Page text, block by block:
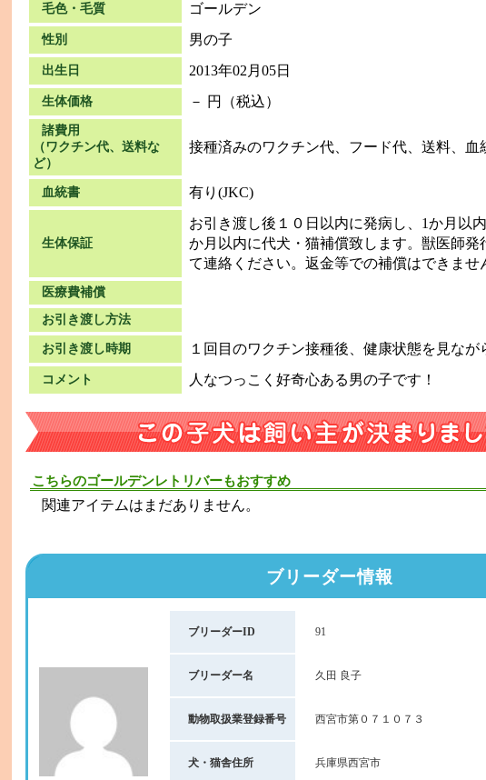
毛色・毛質 ゴールデン
性別 男の子
出生日 2013年02月05日
生体価格 － 円（税込）
諸費用
（ワクチン代、送料な
ど）
接種済みのワクチン代、フード代、送料、血
血統書 有り(JKC)
生体保証
お引き渡し後１０日以内に発病し、1か月以
か月以内に代犬・猫補償致します。獣医師発
て連絡ください。返金等での補償はできませ
医療費補償
お引き渡し方法
お引き渡し時期 １回目のワクチン接種後、健康状態を見なが
コメント 人なつっこく好奇心ある男の子です！
こちらのゴールデンレトリバーもおすすめ
関連アイテムはまだありません。
ブリーダー情報
ブリーダーID 91
ブリーダー名 久田 良子
動物取扱業登録番号 西宮市第０７１０７３
犬・猫舎住所 兵庫県西宮市